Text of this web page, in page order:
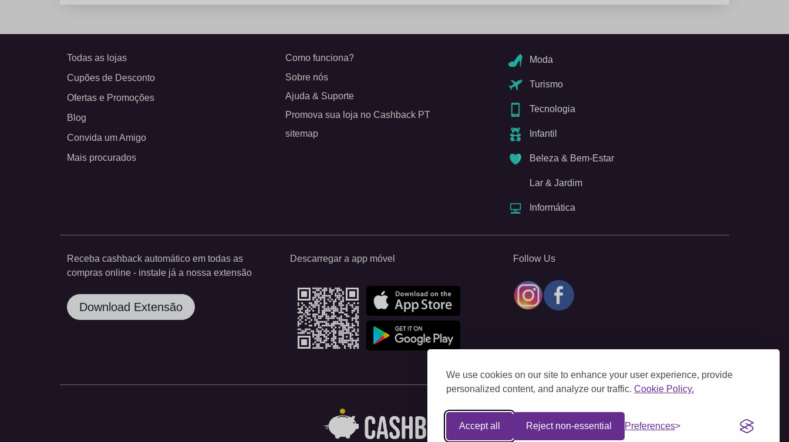
We use cookies on our site to enhance your user experience, provide
personalized content, and analyze our traffic. Cookie Policy.
Accept all Reject non-essential Preferences
Todas as lojas
Cupões de Desconto
Ofertas e Promoções
Blog
Convida um Amigo
Mais procurados
Como funciona?
Sobre nós
Ajuda & Suporte
Promova sua loja no Cashback PT
sitemap
Moda
Turismo
Tecnologia
Infantil
Beleza & Bem-Estar
Lar & Jardim
Informática
Receba cashback automático em todas as
compras online - instale já a nossa extensão
Download Extensão
Descarregar a app móvel Follow Us